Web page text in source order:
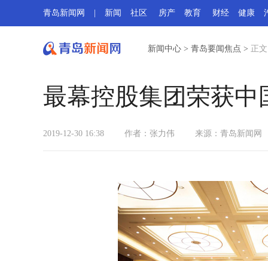
青岛新闻网 新闻 社区 房产 教育 财经 健康
新闻中心 > 青岛要闻焦点 > 正文
最幕控股集团荣获
2019-12-30 16:38 作者：张力伟 来源：青岛新闻网